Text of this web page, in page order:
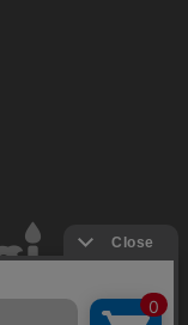
レカ